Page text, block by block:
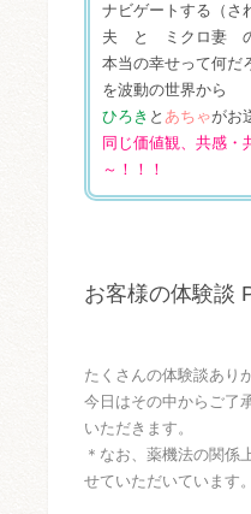
ナビゲートする（
夫 と ミクロ妻
本当の幸せって何
を波動の世界から
ひろき と あちゃがお
同じ価値観、共感・
～！！！
お客様の体験談
たくさんの体験談あり
今日はその中からご了
いただきます。
＊なお、薬機法の関係
せていただいています。